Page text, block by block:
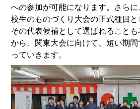
への参加が可能になります。さら
校生のものづくり大会の正式種目と
その代表候補として選ばれること
から、関東大会に向けて、短い期
っていきます。